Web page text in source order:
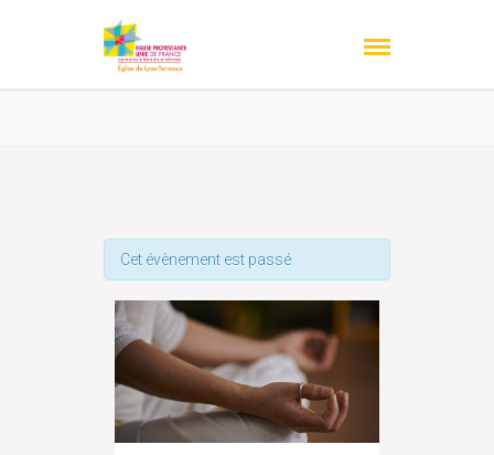
Cet évènement est passé